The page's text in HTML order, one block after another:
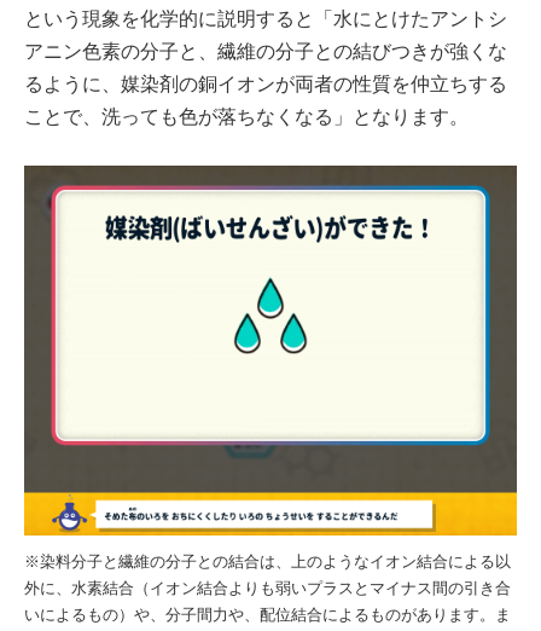
という現象を化学的に説明すると「水にとけたアントシ
アニン色素の分子と、繊維の分子との結びつきが強くな
るように、媒染剤の銅イオンが両者の性質を仲立ちする
ことで、洗っても色が落ちなくなる」となります。
※染料分子と繊維の分子との結合は、上のようなイオン結合による以
外に、水素結合（イオン結合よりも弱いプラスとマイナス間の引き合
いによるもの）や、分子間力や、配位結合によるものがあります。ま